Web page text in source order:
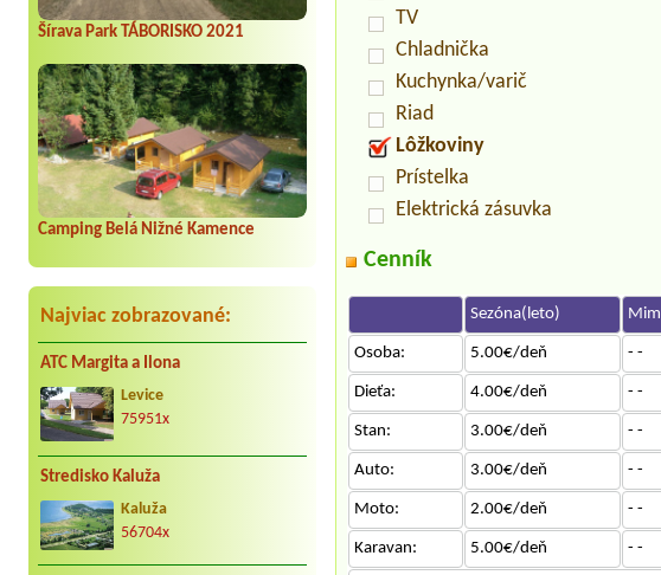
Šírava Park TÁBORISKO 2021
Camping Belá Nižné Kamence
Najviac zobrazované:
ATC Margita a Ilona
Levice
75951x
Stredisko Kaluža
Kaluža
56704x
TV
Chladnička
Kuchynka/varič
Riad
Lôžkoviny
Prístelka
Elektrická zásuvka
Cenník
Sezóna(leto)
Osoba: 5.00€/deň - -
Dieťa: 4.00€/deň - -
Stan: 3.00€/deň - -
Auto: 3.00€/deň - -
Moto: 2.00€/deň - -
Karavan: 5.00€/deň - -